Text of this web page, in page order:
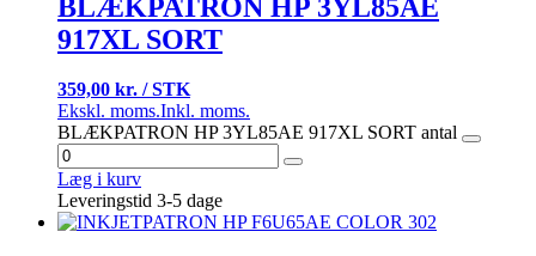
BLÆKPATRON HP 3YL85AE
917XL SORT
359,00 kr. / STK
Ekskl. moms.Inkl. moms.
BLÆKPATRON HP 3YL85AE 917XL SORT antal
Læg i kurv
Leveringstid 3-5 dage